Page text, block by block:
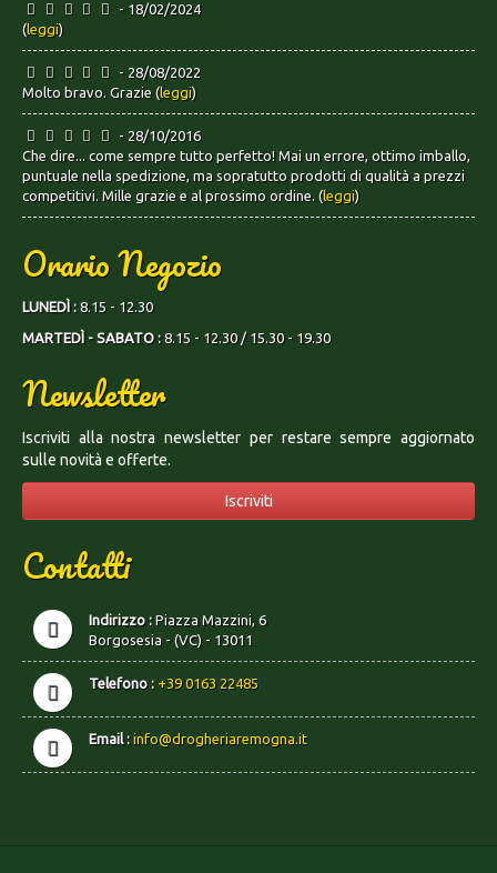
- 18/02/2024
(leggi)
- 28/08/2022
Molto bravo. Grazie (leggi)
- 28/10/2016
Che dire... come sempre tutto perfetto! Mai un errore, ottimo imballo,
puntuale nella spedizione, ma sopratutto prodotti di qualità a prezzi
competitivi. Mille grazie e al prossimo ordine. (leggi)
Orario Negozio
LUNEDÌ :8.15 - 12.30
MARTEDÌ - SABATO :8.15 - 12.30 / 15.30 - 19.30
Newsletter
Iscriviti alla nostra newsletter per restare sempre aggiornato
sulle novità e offerte.
Iscriviti
Contatti
Indirizzo :Piazza Mazzini, 6
Borgosesia - (VC) - 13011
Telefono : +39 0163 22485
Email :info@drogheriaremogna.it